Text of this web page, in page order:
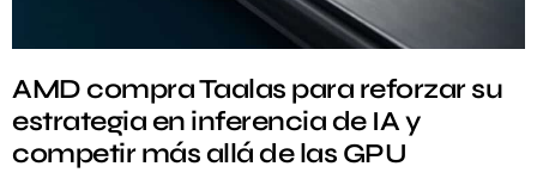
AMD compra Taalas para reforzar su
estrategia en inferencia de IA y
competir más allá de las GPU